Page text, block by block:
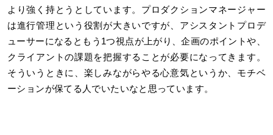
より強く持とうとしています。プロダクションマネージャー
は進行管理という役割が大きいですが、アシスタントプロデ
ューサーになるともう1つ視点が上がり、企画のポイントや、
クライアントの課題を把握することが必要になってきます。
そういうときに、楽しみながらやる心意気というか、モチベ
ーションが保てる人でいたいなと思っています。